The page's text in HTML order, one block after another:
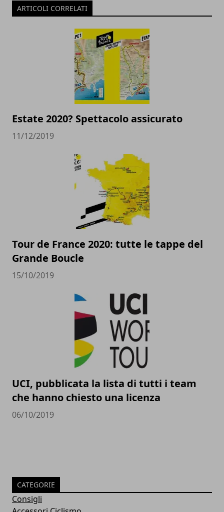
ARTICOLI CORRELATI
Estate 2020? Spettacolo assicurato
11/12/2019
Tour de France 2020: tutte le tappe del
Grande Boucle
15/10/2019
UCI, pubblicata la lista di tutti i team
che hanno chiesto una licenza
06/10/2019
CATEGORIE
Consigli